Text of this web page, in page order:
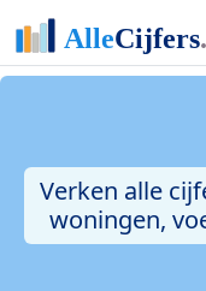
Verken alle
woningen,